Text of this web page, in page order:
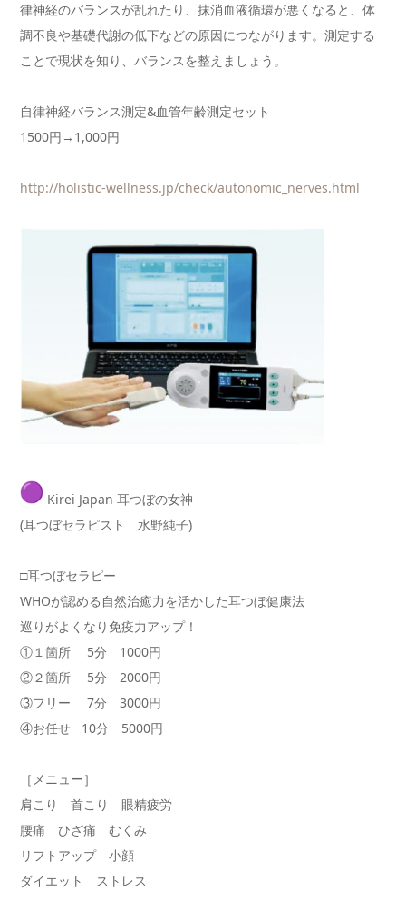
律神経のバランスが乱れたり、抹消血液循環が悪くなると、体
調不良や基礎代謝の低下などの原因につながります。測定する
ことで現状を知り、バランスを整えましょう。
自律神経バランス測定&血管年齢測定セット
1500円→1,000円
http://holistic-wellness.jp/check/autonomic_nerves.html
Kirei Japan 耳つぼの女神
(耳つぼセラピスト 水野純子)
□耳つぼセラピー
WHOが認める自然治癒力を活かした耳つぼ健康法
巡りがよくなり免疫力アップ！
①１箇所 5分 1000円
②２箇所 5分 2000円
③フリー 7分 3000円
④お任せ 10分 5000円
［メニュー］
肩こり 首こり 眼精疲労
腰痛 ひざ痛 むくみ
リフトアップ 小顔
ダイエット ストレス